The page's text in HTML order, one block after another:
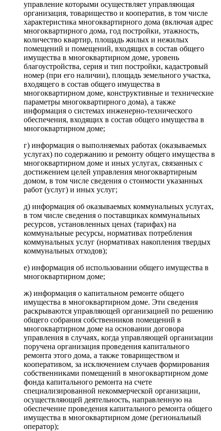
управление которыми осуществляет управляющая
организация, товарищество и кооператив, в том числе
характеристика многоквартирного дома (включая адрес
многоквартирного дома, год постройки, этажность,
количество квартир, площадь жилых и нежилых
помещений и помещений, входящих в состав общего
имущества в многоквартирном доме, уровень
благоустройства, серия и тип постройки, кадастровый
номер (при его наличии), площадь земельного участка,
входящего в состав общего имущества в
многоквартирном доме, конструктивные и технические
параметры многоквартирного дома), а также
информация о системах инженерно-технического
обеспечения, входящих в состав общего имущества в
многоквартирном доме;
г) информация о выполняемых работах (оказываемых
услугах) по содержанию и ремонту общего имущества в
многоквартирном доме и иных услугах, связанных с
достижением целей управления многоквартирным
домом, в том числе сведения о стоимости указанных
работ (услуг) и иных услуг;
д) информация об оказываемых коммунальных услугах,
в том числе сведения о поставщиках коммунальных
ресурсов, установленных ценах (тарифах) на
коммунальные ресурсы, нормативах потребления
коммунальных услуг (нормативах накопления твердых
коммунальных отходов);
е) информация об использовании общего имущества в
многоквартирном доме;
ж) информация о капитальном ремонте общего
имущества в многоквартирном доме. Эти сведения
раскрываются управляющей организацией по решению
общего собрания собственников помещений в
многоквартирном доме на основании договора
управления в случаях, когда управляющей организации
поручена организация проведения капитального
ремонта этого дома, а также товариществом и
кооперативом, за исключением случаев формирования
собственниками помещений в многоквартирном доме
фонда капитального ремонта на счете
специализированной некоммерческой организации,
осуществляющей деятельность, направленную на
обеспечение проведения капитального ремонта общего
имущества в многоквартирном доме (региональный
оператор);